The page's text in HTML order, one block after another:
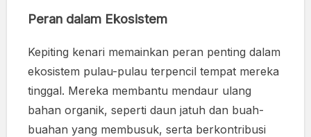
Peran dalam Ekosistem
Kepiting kenari memainkan peran penting dalam
ekosistem pulau-pulau terpencil tempat mereka
tinggal. Mereka membantu mendaur ulang
bahan organik, seperti daun jatuh dan buah-
buahan yang membusuk, serta berkontribusi